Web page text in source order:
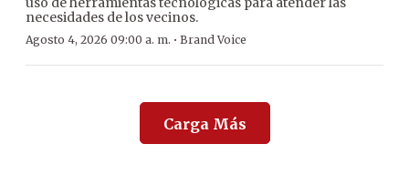
necesidades de los vecinos.
Agosto 4, 2026 09:00 a. m. · Brand Voice
Carga Más